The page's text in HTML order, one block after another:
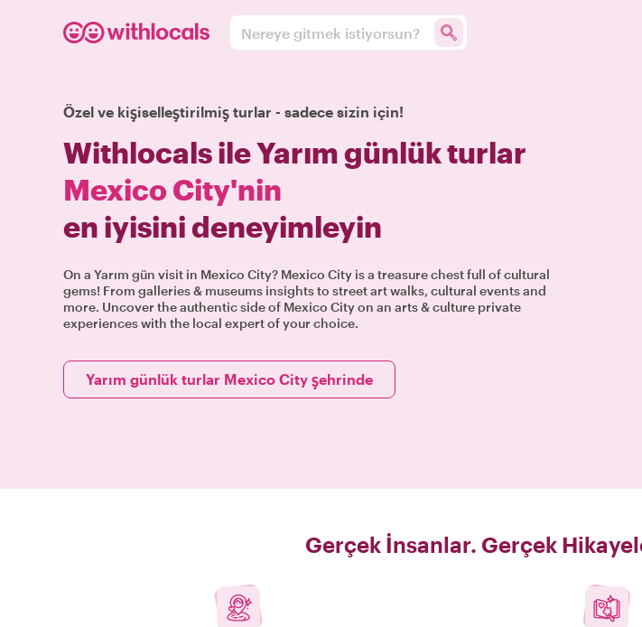
Nereye gitmek istiyorsun?
Özel ve kişiselleştirilmiş turlar - sadece sizin için!
Withlocals ile Yarım günlük turlar
Mexico City'nin
en iyisini deneyimleyin
On a Yarım gün visit in Mexico City? Mexico City is a treasure chest full of cultural
gems! From galleries & museums insights to street art walks, cultural events and
more. Uncover the authentic side of Mexico City on an arts & culture private
experiences with the local expert of your choice.
Yarım günlük turlar Mexico City şehrinde
Gerçek İnsanlar. Gerçek